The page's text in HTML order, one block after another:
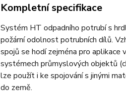
Kompletní specifikace
Systém HT odpadního potrubí s
požární odolnost potrubních dílů.
spojů se hodí zejména pro aplikace
systémech průmyslových objektů
lze použít i ke spojování s jinými
do země.